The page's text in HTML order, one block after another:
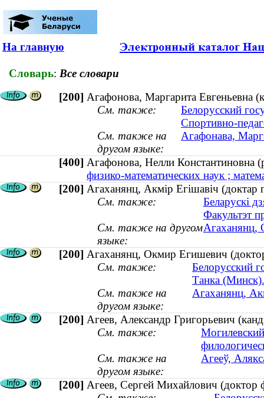
На главную
Словарь: Все словари
[200] Агафонова, Маргарита Евгеньевна
См. также:
Белорусский
Спортивно-
См. также на
другом языке:
Агафонава,
[400] Агафонова, Нелли
физико-математических наук ;
[200] Агаханянц, Акмір Егішавіч
См. также:
Беларускі
Факультэт
См. также на другом
языке:
Агаханянц,
[200] Агаханянц, Окмир Егишевич
См. также:
Белорусский
Танка (Минск).
См. также на
другом языке:
Агаханянц,
[200] Агеев, Александр Григорьевич
См. также:
См. также на
другом языке:
Агееў,
[200] Агеев, Сергей Михайлович (доктор